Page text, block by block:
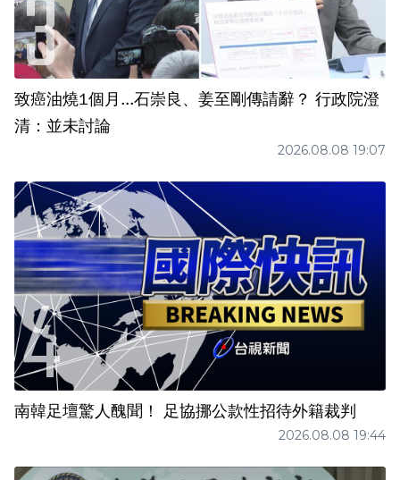
致癌油燒1個月...石崇良、姜至剛傳請辭？ 行政院澄
清：並未討論
2026.08.08 19:07
南韓足壇驚人醜聞！ 足協挪公款性招待外籍裁判
2026.08.08 19:44